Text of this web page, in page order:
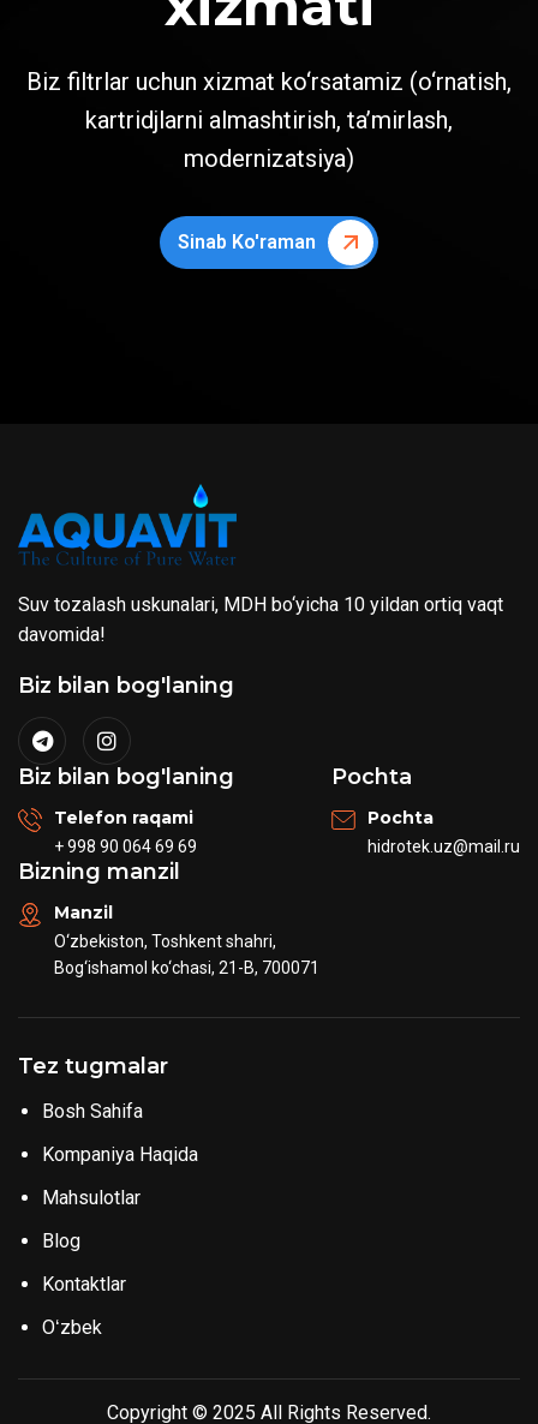
Biz filtrlar uchun xizmat ko‘rsatamiz (o‘rnatish,
kartridjlarni almashtirish, ta’mirlash,
modernizatsiya)
Sinab Ko'raman
Suv tozalash uskunalari, MDH bo‘yicha 10 yildan ortiq vaqt
davomida!
Biz bilan bog'laning
Biz bilan bog'laning
Telefon raqami
+ 998 90 064 69 69
Pochta
Pochta
hidrotek.uz@mail.ru
Bizning manzil
Manzil
O‘zbekiston, Toshkent shahri,
Bog‘ishamol ko‘chasi, 21-B, 700071
Tez tugmalar
Bosh Sahifa
Kompaniya Haqida
Mahsulotlar
Blog
Kontaktlar
Oʻzbek
Copyright © 2025 All Rights Reserved.